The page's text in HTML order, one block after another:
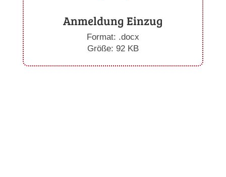
Anmeldung Einzug
Format: .docx
Größe: 92 KB